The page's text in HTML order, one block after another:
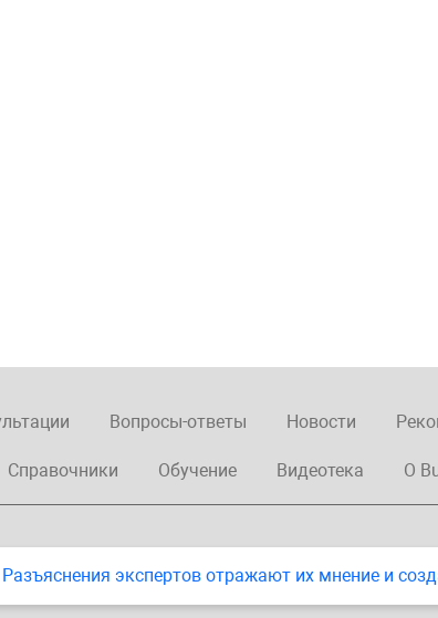
Вопросы-ответы Новости
Справочники Обучение Видеотека О
Разъяснения экспертов отражают их мнение и